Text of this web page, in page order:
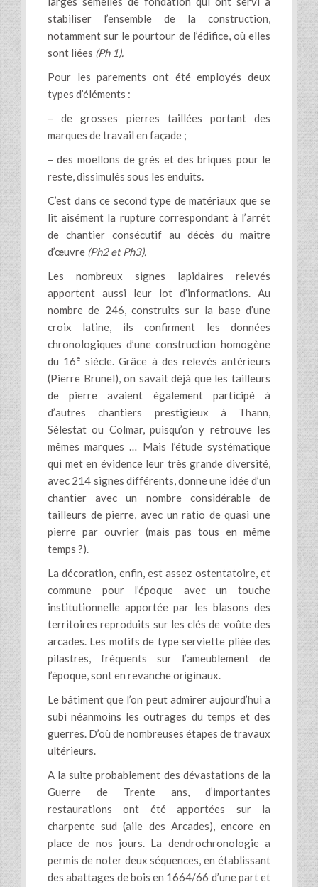
stabiliser l’ensemble de la construction,
notamment sur le pourtour de l’édifice, où elles
sont liées (Ph 1).
Pour les parements ont été employés deux
types d’éléments :
– de grosses pierres taillées portant des
marques de travail en façade ;
– des moellons de grès et des briques pour le
reste, dissimulés sous les enduits.
C’est dans ce second type de matériaux que se
lit aisément la rupture correspondant à l’arrêt
de chantier consécutif au décès du maitre
d’œuvre (Ph2 et Ph3).
Les nombreux signes lapidaires relevés
apportent aussi leur lot d’informations. Au
nombre de 246, construits sur la base d’une
croix latine, ils confirment les données
chronologiques d’une construction homogène
du 16e siècle. Grâce à des relevés antérieurs
(Pierre Brunel), on savait déjà que les tailleurs
de pierre avaient également participé à
d’autres chantiers prestigieux à Thann,
Sélestat ou Colmar, puisqu’on y retrouve les
mêmes marques … Mais l’étude systématique
qui met en évidence leur très grande diversité,
avec 214 signes différents, donne une idée d’un
chantier avec un nombre considérable de
tailleurs de pierre, avec un ratio de quasi une
pierre par ouvrier (mais pas tous en même
temps ?).
La décoration, enfin, est assez ostentatoire, et
commune pour l’époque avec un touche
institutionnelle apportée par les blasons des
territoires reproduits sur les clés de voûte des
arcades. Les motifs de type serviette pliée des
pilastres, fréquents sur l’ameublement de
l’époque, sont en revanche originaux.
Le bâtiment que l’on peut admirer aujourd’hui a
subi néanmoins les outrages du temps et des
guerres. D’où de nombreuses étapes de travaux
ultérieurs.
A la suite probablement des dévastations de la
Guerre de Trente ans, d’importantes
restaurations ont été apportées sur la
charpente sud (aile des Arcades), encore en
place de nos jours. La dendrochronologie a
permis de noter deux séquences, en établissant
des abattages de bois en 1664/66 d’une part et